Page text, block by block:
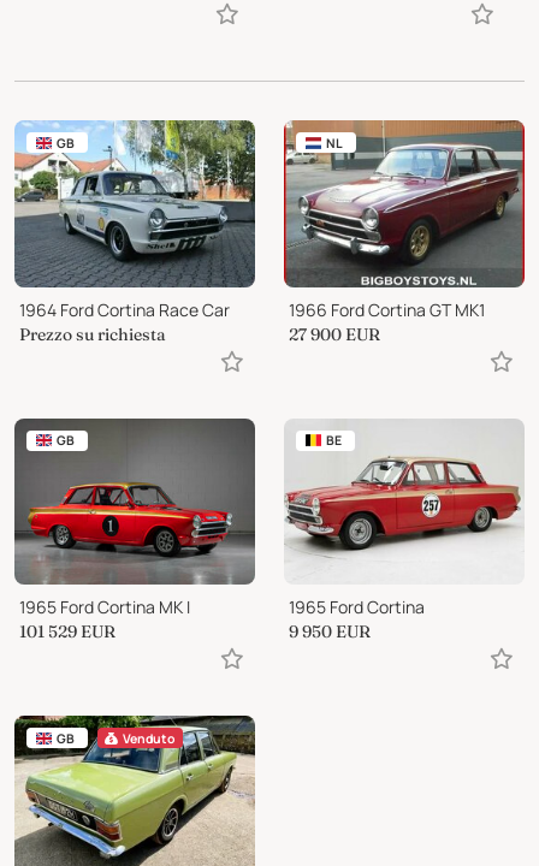
GB
1964 Ford Cortina Race Car
Prezzo su richiesta
NL
1966 Ford Cortina GT MK1
27 900 EUR
GB
1965 Ford Cortina MK I
101 529 EUR
BE
1965 Ford Cortina
9 950 EUR
GB Venduto